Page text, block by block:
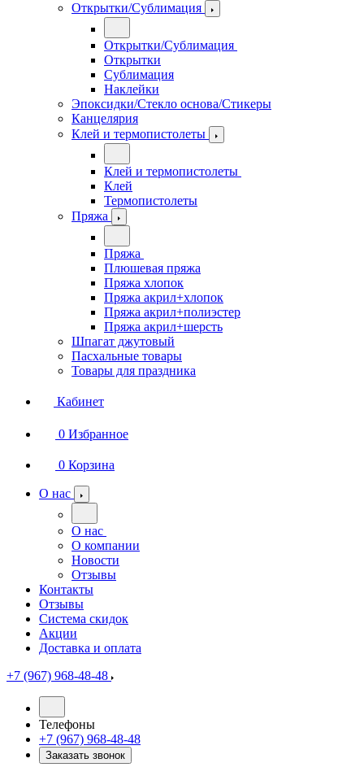
Открытки/Сублимация
Открытки/Сублимация
Открытки
Сублимация
Наклейки
Эпоксидки/Стекло основа/Стикеры
Канцелярия
Клей и термопистолеты
Клей и термопистолеты
Клей
Термопистолеты
Пряжа
Пряжа
Плюшевая пряжа
Пряжа хлопок
Пряжа акрил+хлопок
Пряжа акрил+полиэстер
Пряжа акрил+шерсть
Шпагат джутовый
Пасхальные товары
Товары для праздника
Кабинет
0 Избранное
0 Корзина
О нас
О нас
О компании
Новости
Отзывы
Контакты
Отзывы
Система скидок
Акции
Доставка и оплата
+7 (967) 968-48-48
Телефоны
+7 (967) 968-48-48
Заказать звонок